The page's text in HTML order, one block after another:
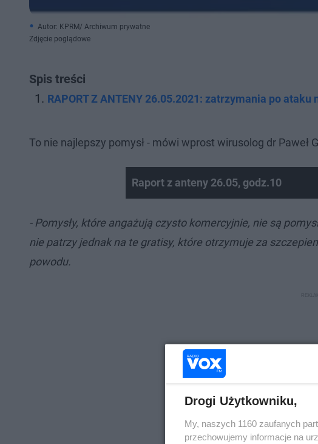
Autor: KPRM/ Archiwum prywatne
Zdjęcie poglądowe
Spis treści
RAPORT Z ANTENY 26.05.2021: zatrzymania po
To nie najlepszy pomysł - mówi wprost wirusolog dr Paweł
Raport z anteny 26.05, godz.10
- Pomysły, które angażują czysto komercyjnie, nie są
nie patrzy jednak na te gratisy, które otrzymuje za
powodu.
Drogi Użytkowniku,
My, naszych 1160 zaufanych
przechowujemy informacje na